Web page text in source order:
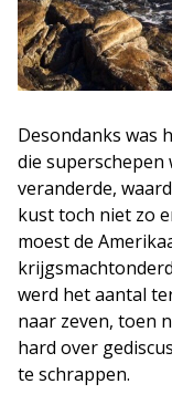
Desondanks was
die superschepen
veranderde,
kust toch niet zo
moest de
werd het aantal
naar zeven, toen
hard over
te schrappen.